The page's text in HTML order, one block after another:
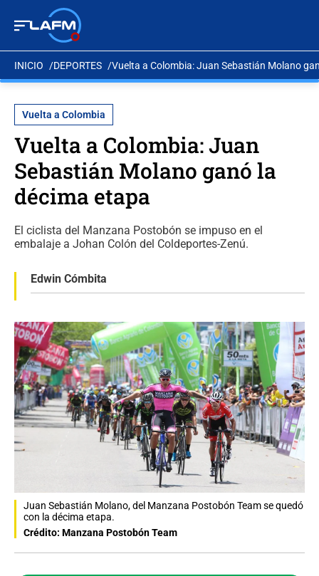
INICIO DEPORTES Vuelta a Colombia: Juan Sebastián Molano
Vuelta a Colombia
Vuelta a Colombia: Juan
Sebastián Molano ganó la
décima etapa
El ciclista del Manzana Postobón se impuso en el
embalaje a Johan Colón del Coldeportes-Zenú.
Edwin Cómbita
Juan Sebastián Molano, del Manzana Postobón Team se quedó
con la décima etapa.
Crédito: Manzana Postobón Team